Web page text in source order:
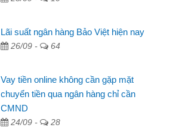
Lãi suất ngân hàng Bảo Việt hiện nay
26/09 - 64
Vay tiền online không cần gặp mặt
chuyển tiền qua ngân hàng chỉ cần
CMND
24/09 - 28